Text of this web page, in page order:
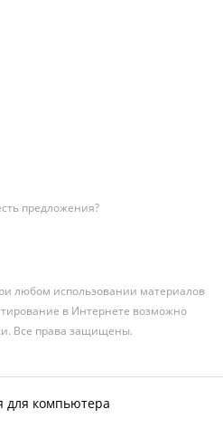
предложения?
любом использовании материалов
в Интернете возможно
Все права защищены.
для компьютера